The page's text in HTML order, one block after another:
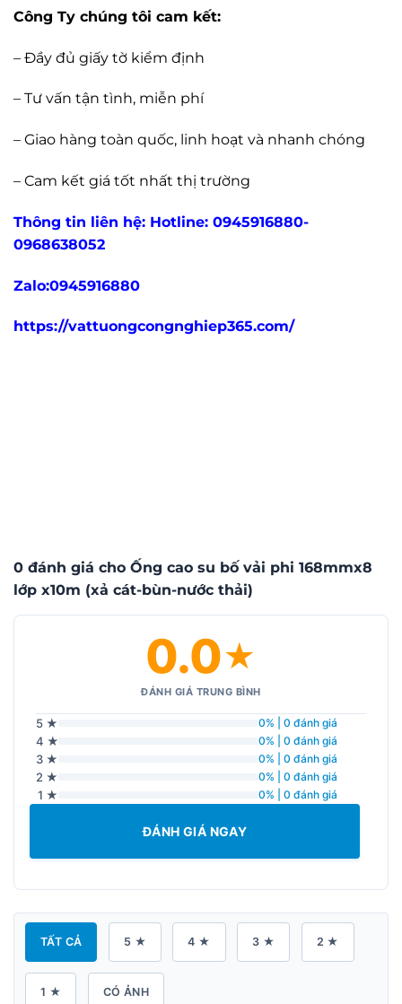
Công Ty chúng tôi cam kết:
– Đầy đủ giấy tờ kiểm định
– Tư vấn tận tình, miễn phí
– Giao hàng toàn quốc, linh hoạt và nhanh chóng
– Cam kết giá tốt nhất thị trường
Thông tin liên hệ: Hotline: 0945916880-
0968638052
Zalo:0945916880
https://vattuongcongnghiep365.com/
0 đánh giá cho Ống cao su bố vải phi 168mmx8
lớp x10m (xả cát-bùn-nước thải)
0.0★
ĐÁNH GIÁ TRUNG BÌNH
5 ★ 0% | 0 đánh giá
4 ★ 0% | 0 đánh giá
3 ★ 0% | 0 đánh giá
2 ★ 0% | 0 đánh giá
1 ★ 0% | 0 đánh giá
ĐÁNH GIÁ NGAY
TẤT CẢ 5 ★ 4 ★ 3 ★ 2 ★
1 ★ CÓ ẢNH